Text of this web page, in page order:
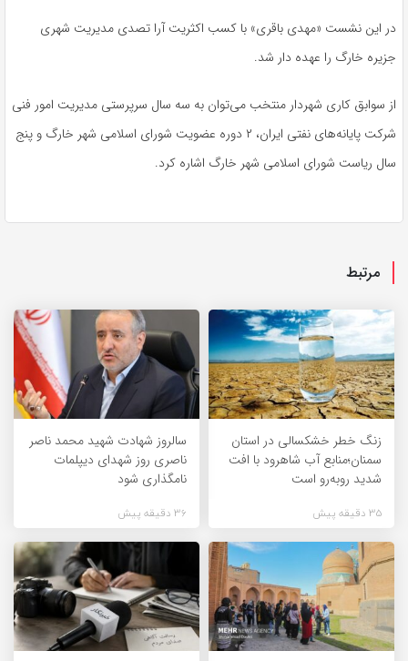
در این نشست «مهدی باقری» با کسب اکثریت آرا تصدی مدیریت شهری
جزیره خارگ را عهده دار شد.
از سوابق کاری شهردار منتخب می‌توان به سه سال سرپرستی مدیریت امور فنی
شرکت پایانه‌های نفتی ایران، ۲ دوره عضویت شورای اسلامی شهر
خارگ و پنج
سال ریاست شورای اسلامی شهر خارگ اشاره کرد.
مرتبط
زنگ خطر خشکسالی در استان
سمنان؛منابع آب شاهرود با افت
شدید روبه‌رو است
35 دقیقه پیش
سالروز شهادت شهید محمد ناصر
ناصری روز شهدای دیپلمات
نامگذاری شود
36 دقیقه پیش